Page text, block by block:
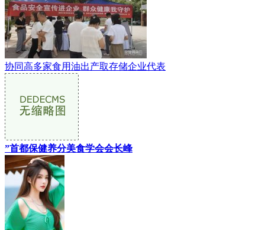
协同高多家食用油出产取存储企业代表
”首都保健养分美食学会会长峰